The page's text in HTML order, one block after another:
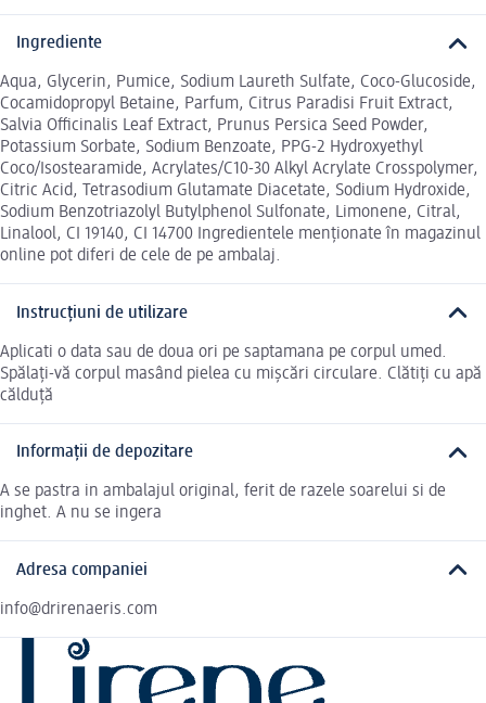
Ingrediente
Aqua, Glycerin, Pumice, Sodium Laureth Sulfate, Coco-Glucoside,
Cocamidopropyl Betaine, Parfum, Citrus Paradisi Fruit Extract,
Salvia Officinalis Leaf Extract, Prunus Persica Seed Powder,
Potassium Sorbate, Sodium Benzoate, PPG-2 Hydroxyethyl
Coco/Isostearamide, Acrylates/C10-30 Alkyl Acrylate Crosspolymer,
Citric Acid, Tetrasodium Glutamate Diacetate, Sodium Hydroxide,
Sodium Benzotriazolyl Butylphenol Sulfonate, Limonene, Citral,
Linalool, CI 19140, CI 14700 Ingredientele menționate în magazinul
online pot diferi de cele de pe ambalaj.
Instrucțiuni de utilizare
Aplicati o data sau de doua ori pe saptamana pe corpul umed.
Spălați-vă corpul masând pielea cu mișcări circulare. Clătiți cu apă
călduță
Informații de depozitare
A se pastra in ambalajul original, ferit de razele soarelui si de
inghet. A nu se ingera
Adresa companiei
info@drirenaeris.com